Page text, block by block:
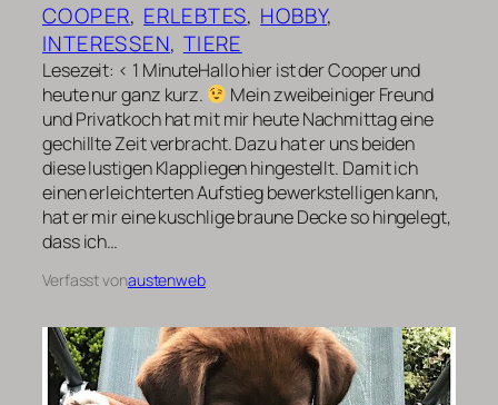
COOPER, ERLEBTES, HOBBY
INTERESSEN, TIERE
Lesezeit: < 1 MinuteHallo hier ist der Cooper und
heute nur ganz kurz.
Mein zweibeiniger Freund
und Privatkoch hat mit mir heute Nachmittag eine
gechillte Zeit verbracht. Dazu hat er uns beiden
diese lustigen Klappliegen hingestellt. Damit ich
einen erleichterten Aufstieg bewerkstelligen kann,
hat er mir eine kuschlige braune Decke so hingelegt,
dass ich…
Verfasst vonaustenweb